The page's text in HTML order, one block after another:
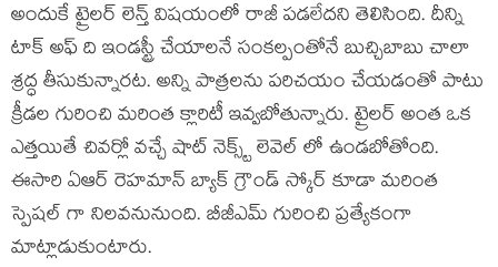
అందుకే ట్రైలర్ లెన్త్ విషయంలో రాజీ పడలేదని తెలిసింది. దీన్ని
టాక్ అఫ్ ది ఇండస్ట్రీ చేయాలనే సంకల్పంతోనే బుచ్చిబాబు చాలా
శ్రద్ధ తీసుకున్నారట. అన్ని పాత్రలను పరిచయం చేయడంతో పాటు
క్రీడల గురించి మరింత క్లారిటీ ఇవ్వబోతున్నారు. ట్రైలర్ అంత ఒక
ఎత్తయితే చివర్లో వచ్చే షాట్ నెక్స్ట్ లెవెల్ లో ఉండబోతోంది.
ఈసారి ఏఆర్ రెహమాన్ బ్యాక్ గ్రౌండ్ స్కోర్ కూడా మరింత
స్పెషల్ గా నిలవనునుంది. బీజీఎమ్ గురించి ప్రత్యేకంగా
మాట్లాడుకుంటారు.